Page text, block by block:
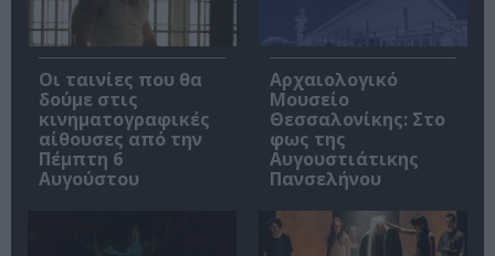
Οι ταινίες που θα
δούμε στις
κινηματογραφικές
αίθουσες από την
Πέμπτη 6
Αυγούστου
Αρχαιολογικό
Μουσείο
Θεσσαλονίκης: Στο
φως της
Αυγουστιάτικης
Πανσελήνου